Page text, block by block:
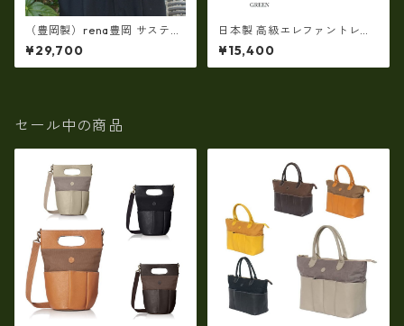
（豊岡製）rena豊岡 サスティ
ナブルレザー・レッザボタニ
カ 牛革ラウンドファスナー長
財布 rt-030
¥29,700
日本製 高級エレファントレザ
ー × 姫路レザー ラウンドファ
スナーコインケース 小銭入れ
本革(5177)
¥15,400
セール中の商品